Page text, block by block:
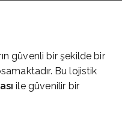
güvenli bir şekilde bir
Bu lojistik
ile güvenilir bir